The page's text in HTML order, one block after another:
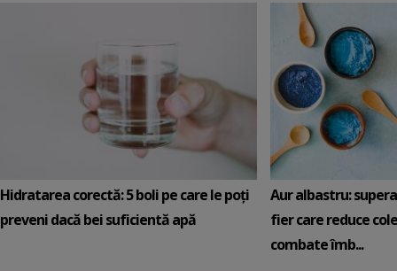
Hidratarea corectă: 5 boli pe care le poți
preveni dacă bei suficientă apă
Aur albastru:
fier care reduce
combate îmb...